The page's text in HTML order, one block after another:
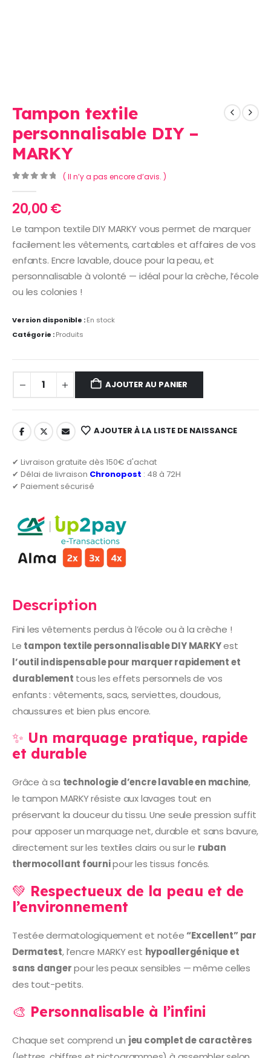
Tampon textile
personnalisable DIY –
MARKY
( Il n’y a pas encore d’avis. )
20,00€
Le tampon textile DIY MARKY vous permet de marquer
facilement les vêtements, cartables et affaires de vos
enfants. Encre lavable, douce pour la peau, et
personnalisable à volonté — idéal pour la crèche, l’école
ou les colonies !
Version disponible :En stock
Catégorie :Produits
AJOUTER AU PANIER
AJOUTER À LA LISTE DE NAISSANCE
✔ Livraison gratuite dès 150€ d'achat
✔ Délai de livraison Chronopost : 48 à 72H
✔ Paiement sécurisé
Description
Fini les vêtements perdus à l’école ou à la crèche !
Le tampon textile personnalisable DIY MARKYest
l’outil indispensable pour marquer rapidement et
durablement tous les effets personnels de vos
enfants : vêtements, sacs, serviettes, doudous,
chaussures et bien plus encore.
✨ Un marquage pratique, rapide
et durable
Grâce à sa technologie d’encre lavable en machine,
le tampon MARKY résiste aux lavages tout en
préservant la douceur du tissu. Une seule pression suffit
pour apposer un marquage net, durable et sans bavure,
directement sur les textiles clairs ou sur le ruban
thermocollant fournipour les tissus foncés.
💚 Respectueux de la peau et de
l’environnement
Testée dermatologiquement et notée“Excellent” par
Dermatest, l’encre MARKY est hypoallergénique et
sans dangerpour les peaux sensibles — même celles
des tout-petits.
🎨 Personnalisable à l’infini
Chaque set comprend un jeu complet de caractères